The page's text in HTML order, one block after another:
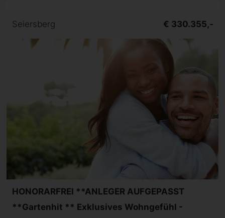
Seiersberg € 330.355,-
HONORARFREI **ANLEGER AUFGEPASST
**Gartenhit ** Exklusives Wohngefühl -